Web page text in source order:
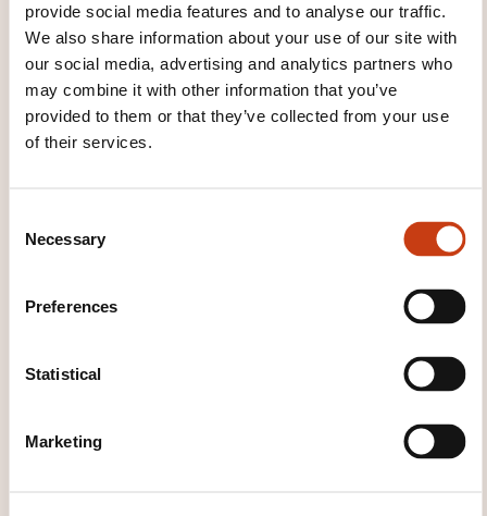
provide social media features and to analyse our traffic.
We also share information about your use of our site with
our social media, advertising and analytics partners who
may combine it with other information that you’ve
provided to them or that they’ve collected from your use
of their services.
Necessary
Preferences
Statistical
Marketing
How to contact the
Dawan - Service commercial
provider: DAWAN